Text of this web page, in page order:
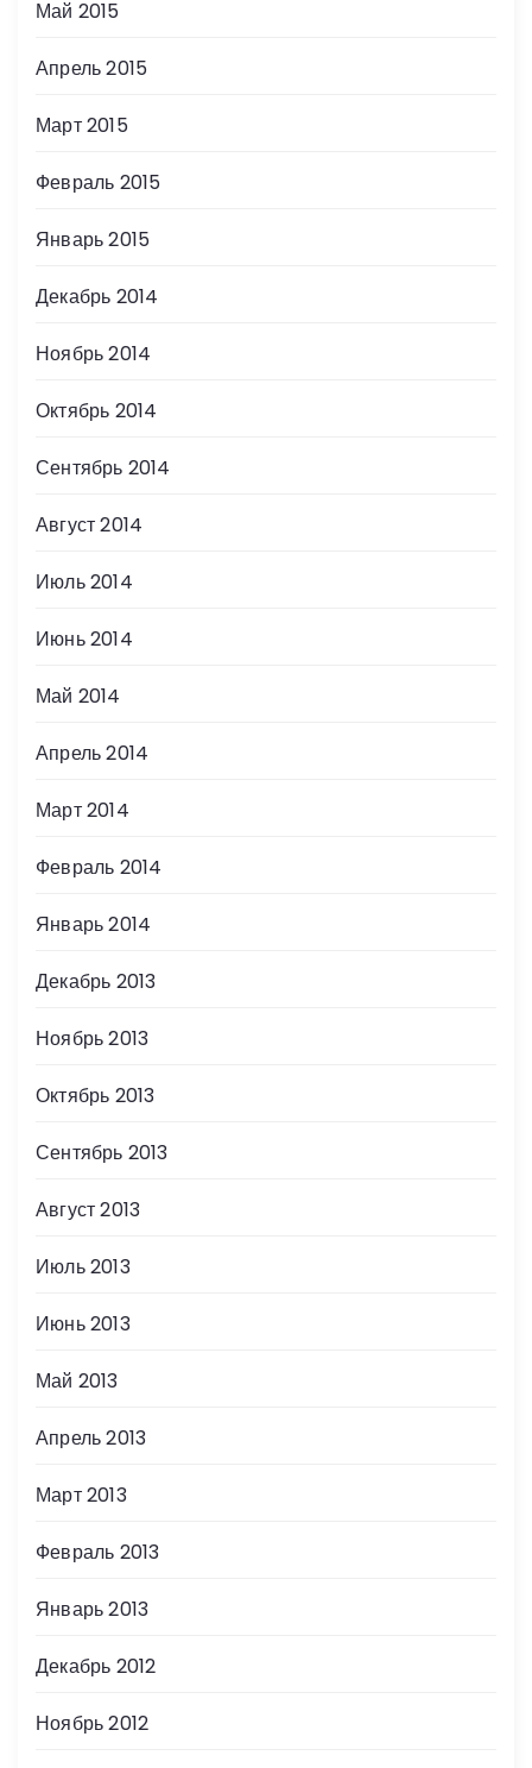
Май 2015
Апрель 2015
Март 2015
Февраль 2015
Январь 2015
Декабрь 2014
Ноябрь 2014
Октябрь 2014
Сентябрь 2014
Август 2014
Июль 2014
Июнь 2014
Май 2014
Апрель 2014
Март 2014
Февраль 2014
Январь 2014
Декабрь 2013
Ноябрь 2013
Октябрь 2013
Сентябрь 2013
Август 2013
Июль 2013
Июнь 2013
Май 2013
Апрель 2013
Март 2013
Февраль 2013
Январь 2013
Декабрь 2012
Ноябрь 2012